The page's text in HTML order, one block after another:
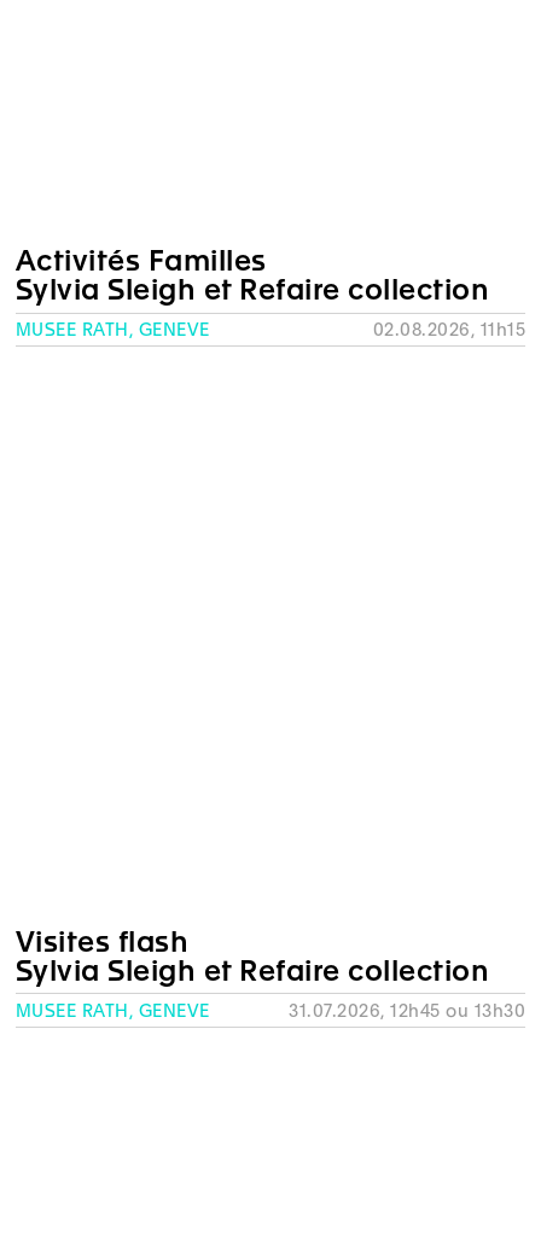
Activités Familles
Sylvia Sleigh et Refaire collection
MUSÉE RATH, GENÈVE 02.08.2026, 11h15
Visites flash
Sylvia Sleigh et Refaire collection
MUSÉE RATH, GENÈVE 31.07.2026, 12h45 ou 13h30